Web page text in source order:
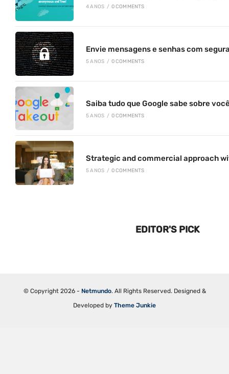
4 ANOS / 0 COMMENTS
Envie mensagens e senhas com
5 ANOS / 0 COMMENTS
Saiba tudo que Google sabe sobre
5 ANOS / 0 COMMENTS
Strategic and commercial approach
5 ANOS / 0 COMMENTS
EDITOR'S PICK
© Copyright 2026 - Netmundo. All Rights Reserved. Designed &
Developed by Theme Junkie